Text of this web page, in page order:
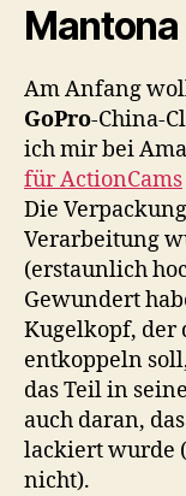
Am Anfang
GoPro-China-
ich mir bei
für ActionCams
Die
Verarbeitung
(erstaunlich
Gewundert
Kugelkopf, der
entkoppeln
das Teil in
auch daran,
lackiert wurde
nicht).